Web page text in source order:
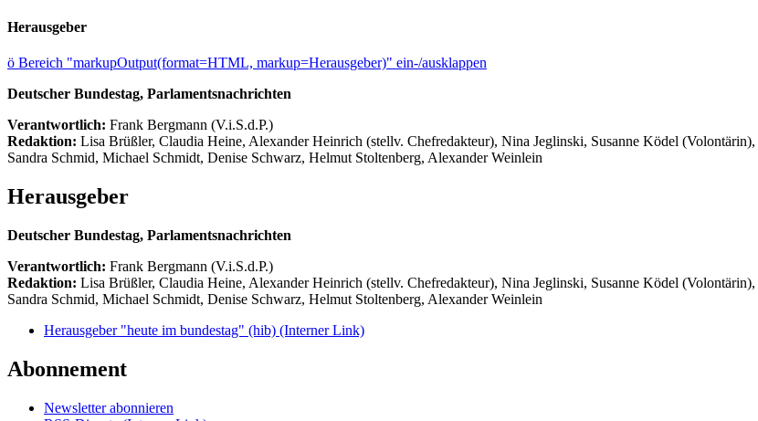
Herausgeber
ö Bereich "markupOutput(format=HTML, markup=Herausgeber)" ein-/ausklappen
Deutscher Bundestag, Parlamentsnachrichten
Verantwortlich: Frank Bergmann (V.i.S.d.P.)
Redaktion: Lisa Brüßler, Claudia Heine, Alexander Heinrich (stellv. Chefredakteur), Nina Jeglinski, Susanne Ködel (Volontärin),
Sandra Schmid, Michael Schmidt, Denise Schwarz, Helmut Stoltenberg, Alexander Weinlein
Herausgeber
Deutscher Bundestag, Parlamentsnachrichten
Verantwortlich: Frank Bergmann (V.i.S.d.P.)
Redaktion: Lisa Brüßler, Claudia Heine, Alexander Heinrich (stellv. Chefredakteur), Nina Jeglinski, Susanne Ködel (Volontärin),
Sandra Schmid, Michael Schmidt, Denise Schwarz, Helmut Stoltenberg, Alexander Weinlein
Herausgeber "heute im bundestag" (hib) (Interner Link)
Abonnement
Newsletter abonnieren